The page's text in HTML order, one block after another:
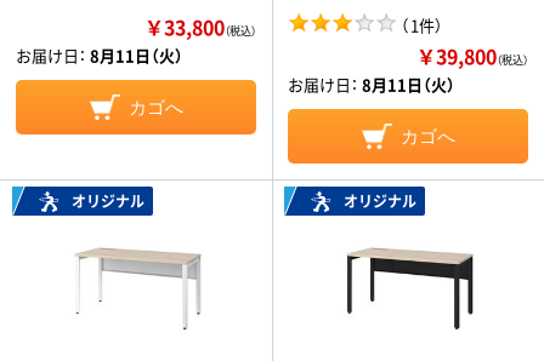
￥33,800（税込）
お届け日： 8月11日（火）
カゴへ
（1件）
￥39,800（税込）
お届け日： 8月11日（火）
カゴへ
オリジナル オリジナル